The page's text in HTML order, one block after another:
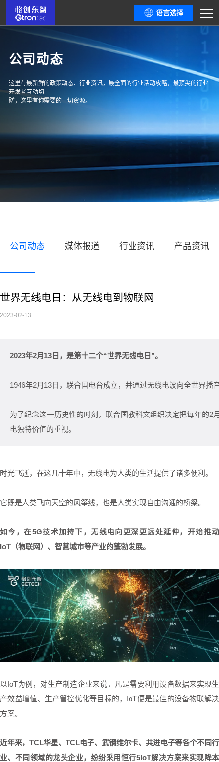
语言选择
公司动态
这里有最新鲜的政策动态、行业资讯，最全面的行业活动攻略，最顶尖的行业
开发者互动切
磋，这里有你需要的一切资源。
公司动态 媒体报道 行业资讯 产品资讯
世界无线电日：从无线电到物联网
2023-02-13
2023年2月13日，是第十二个“世界无线电日”。
1946年2月13日，联合国电台成立，并通过无线电波向全世界播
为了纪念这一历史性的时刻，联合国教科文组织决定把每年的2
电独特价值的重视。
时光飞逝，在这几十年中，无线电为人类的生活提供了诸多便利。
它既是人类飞向天空的风筝线，也是人类实现自由沟通的桥梁。
如今，在5G技术加持下，无线电向更深更远处延伸，开始推动
IoT（物联网）、智慧城市等产业的蓬勃发展。
以IoT为例，对生产制造企业来说，凡是需要利用设备数据来实现生
产效益增值、生产管控优化等目标的，IoT便是最佳的设备物联解决
方案。
近年来，TCL华星、TCL电子、武钢维尔卡、共进电子等各个不同行
业、不同领域的龙头企业，纷纷采用恒行5IoT解决方案来实现降本